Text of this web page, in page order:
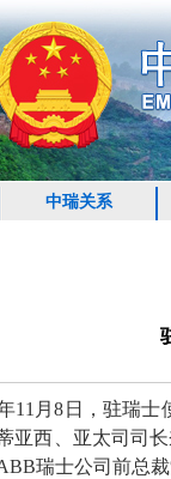
中瑞关系
月8日，驻瑞士
亚西、亚太司司
瑞士公司前总